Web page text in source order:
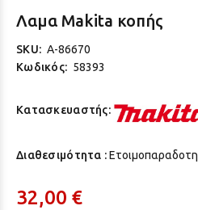
Λαμα Makita κοπής
SKU: A-86670
Κωδικός: 58393
Κατασκευαστής:
Διαθεσιμότητα :Ετοιμοπαραδοτη
32,00 €